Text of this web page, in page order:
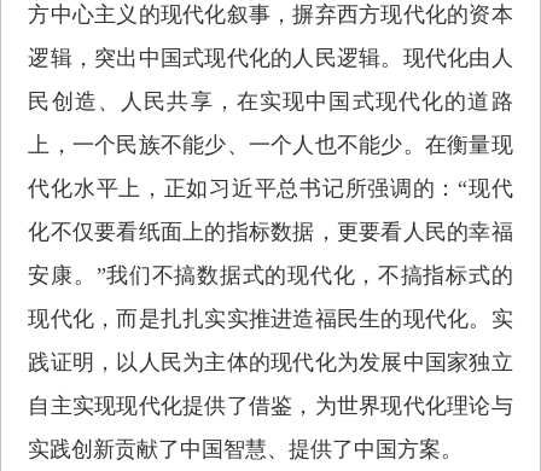
方中心主义的现代化叙事，摒弃西方现代化的资本
逻辑，突出中国式现代化的人民逻辑。现代化由人
民创造、人民共享，在实现中国式现代化的道路
上，一个民族不能少、一个人也不能少。在衡量现
代化水平上，正如习近平总书记所强调的：“现代
化不仅要看纸面上的指标数据，更要看人民的幸福
安康。”我们不搞数据式的现代化，不搞指标式的
现代化，而是扎扎实实推进造福民生的现代化。实
践证明，以人民为主体的现代化为发展中国家独立
自主实现现代化提供了借鉴，为世界现代化理论与
实践创新贡献了中国智慧、提供了中国方案。